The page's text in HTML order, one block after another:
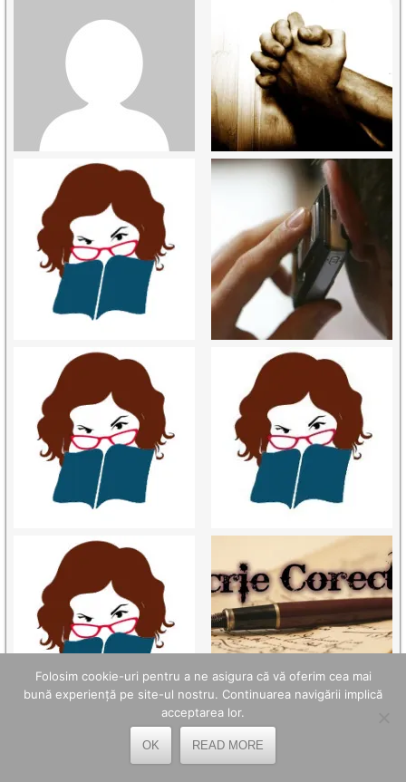
Folosim cookie-uri pentru a ne asigura că vă oferim cea mai
bună experiență pe site-ul nostru. Continuarea navigării implică
acceptarea lor.
OK READ MORE